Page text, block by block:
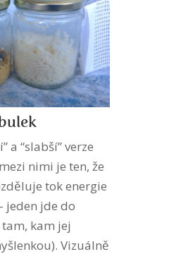
a “slabší” verze
nimi je ten, že
tok energie
jeden jde do
kam jej
Vizuálně